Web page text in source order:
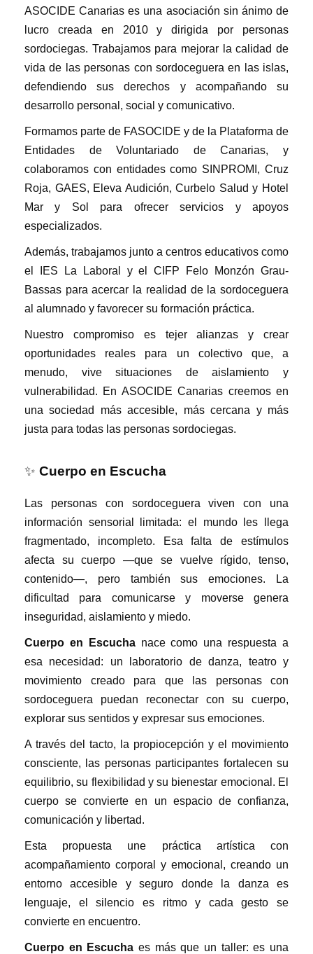
ASOCIDE Canarias es una asociación sin ánimo de
lucro creada en 2010 y dirigida por personas
sordociegas. Trabajamos para mejorar la calidad de
vida de las personas con sordoceguera en las islas,
defendiendo sus derechos y acompañando su
desarrollo personal, social y comunicativo.
Formamos parte de FASOCIDE y de la Plataforma de
Entidades de Voluntariado de Canarias, y
colaboramos con entidades como SINPROMI, Cruz
Roja, GAES, Eleva Audición, Curbelo Salud y Hotel
Mar y Sol para ofrecer servicios y apoyos
especializados.
Además, trabajamos junto a centros educativos como
el IES La Laboral y el CIFP Felo Monzón Grau-
Bassas para acercar la realidad de la sordoceguera
al alumnado y favorecer su formación práctica.
Nuestro compromiso es tejer alianzas y crear
oportunidades reales para un colectivo que, a
menudo, vive situaciones de aislamiento y
vulnerabilidad. En ASOCIDE Canarias creemos en
una sociedad más accesible, más cercana y más
justa para todas las personas sordociegas.
✨ Cuerpo en Escucha
Las personas con sordoceguera viven con una
información sensorial limitada: el mundo les llega
fragmentado, incompleto. Esa falta de estímulos
afecta su cuerpo —que se vuelve rígido, tenso,
contenido—, pero también sus emociones. La
dificultad para comunicarse y moverse genera
inseguridad, aislamiento y miedo.
Cuerpo en Escuchanace como una respuesta a
esa necesidad: un laboratorio de danza, teatro y
movimiento creado para que las personas con
sordoceguera puedan reconectar con su cuerpo,
explorar sus sentidos y expresar sus emociones.
A través del tacto, la propiocepción y el movimiento
consciente, las personas participantes fortalecen su
equilibrio, su flexibilidad y su bienestar emocional. El
cuerpo se convierte en un espacio de confianza,
comunicación y libertad.
Esta propuesta une práctica artística con
acompañamiento corporal y emocional, creando un
entorno accesible y seguro donde la danza es
lenguaje, el silencio es ritmo y cada gesto se
convierte en encuentro.
Cuerpo en Escucha es más que un taller: es una